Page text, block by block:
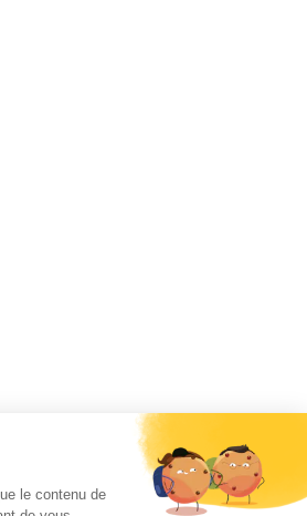
les actualités, les
pour faciliter
collaboration et l'accès à
toute l'organisation.